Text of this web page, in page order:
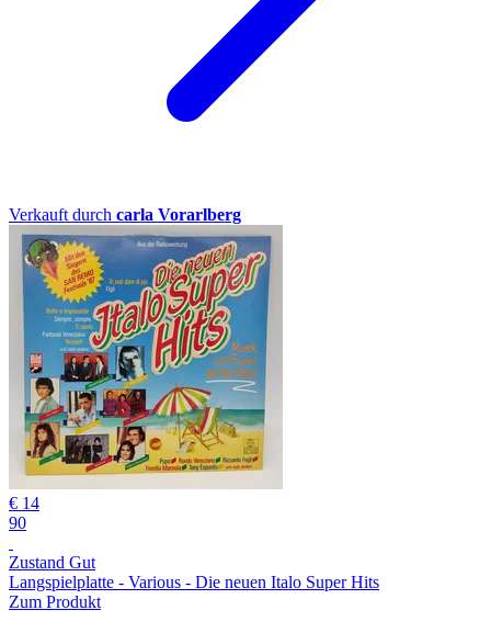
Verkauft durch carla Vorarlberg
€ 14
90
Zustand Gut
Langspielplatte - Various - Die neuen Italo Super Hits
Zum Produkt